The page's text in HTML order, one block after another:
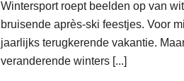
Wintersport roept beelden op van
bruisende après-ski feestjes. Voor
jaarlijks terugkerende vakantie.
veranderende winters [...]